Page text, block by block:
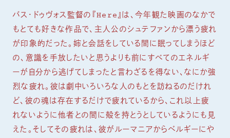
バス・ドゥヴォス監督の『Here』は、今年観た映画のなかで
もとても好きな作品で、主人公のシュテファンから漂う疲れ
が印象的だった。姉と会話をしている間に眠ってしまうほど
の、意識を手放したいと思うよりも前にすべてのエネルギ
ーが自分から逃げてしまったと言わざるを得ない、なにか強
烈な疲れ。彼は劇中いろいろな人のもとを訪ねるのだけれ
ど、彼の魂は存在するだけで疲れているから、これ以上疲
れないように他者との間に殻を持とうとしているようにも見
えた。そしてその疲れは、彼がルーマニアからベルギーにや